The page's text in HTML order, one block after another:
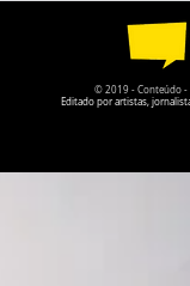
© 2019 - Conteúdo -
Editado por artistas,